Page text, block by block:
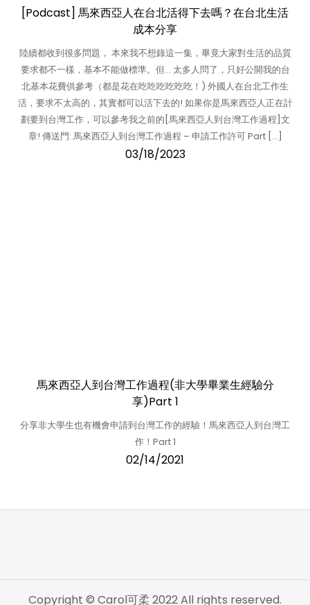
[Podcast] 馬來西亞人在台北活得下去嗎？在台北生活
成本分享
陸續都收到很多問題， 本來我不想錄這一集，畢竟大家對生活的品質
要求都不一樣，基本不能做標準。但… 太多人問了，只好公開我的台
北基本花費供參考（都是花在吃吃吃吃吃吃！) 外國人在台北工作生
活，要求不太高的，其實都可以活下去的! 如果你是馬來西亞人正在計
劃要到台灣工作，可以參考我之前的[馬來西亞人到台灣工作過程]文
章! 傳送門: 馬來西亞人到台灣工作過程 – 申請工作許可 Part […]
03/18/2023
馬來西亞人到台灣工作過程(非大學畢業生經驗分
享)Part 1
分享非大學生也有機會申請到台灣工作的經驗！馬來西亞人到台灣工
作！Part 1
02/14/2021
Copyright © Carol可柔 2022 All rights reserved.